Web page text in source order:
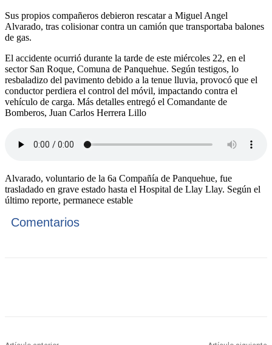
Sus propios compañeros debieron rescatar a Miguel Angel
Alvarado, tras colisionar contra un camión que transportaba balones
de gas.
El accidente ocurrió durante la tarde de este miércoles 22, en el
sector San Roque, Comuna de Panquehue. Según testigos, lo
resbaladizo del pavimento debido a la tenue lluvia, provocó que el
conductor perdiera el control del móvil, impactando contra el
vehículo de carga. Más detalles entregó el Comandante de
Bomberos, Juan Carlos Herrera Lillo
Alvarado, voluntario de la 6a Compañía de Panquehue, fue
trasladado en grave estado hasta el Hospital de Llay Llay. Según el
último reporte, permanece estable
Comentarios